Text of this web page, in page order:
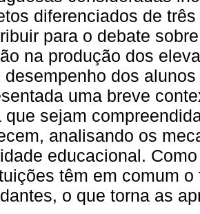
diferenciados de
para o debate
na produção dos
desempenho dos
uma breve
que sejam
analisando os
educacional.
têm em comum
o que torna as